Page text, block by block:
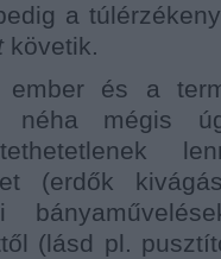
a
követik.
és a
néha mégis
(erdők
(lásd pl.